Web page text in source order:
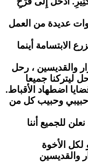
عديدة من العمل
الابتسامة أينما
والقديسين ، رحل
ليتركنا جميعا
اضطهاد الأقباط.
وحبيب كل من
للجميع أننا
لكل الأخوة
والقديسين